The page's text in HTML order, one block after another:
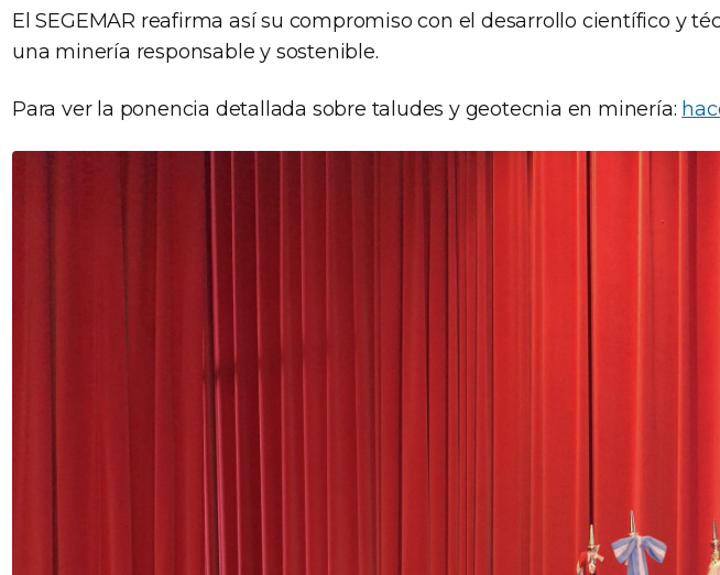
El SEGEMAR reafirma así su compromiso con el desarrollo científico y
una minería responsable y sostenible.
Para ver la ponencia detallada sobre taludes y geotecnia en minería: